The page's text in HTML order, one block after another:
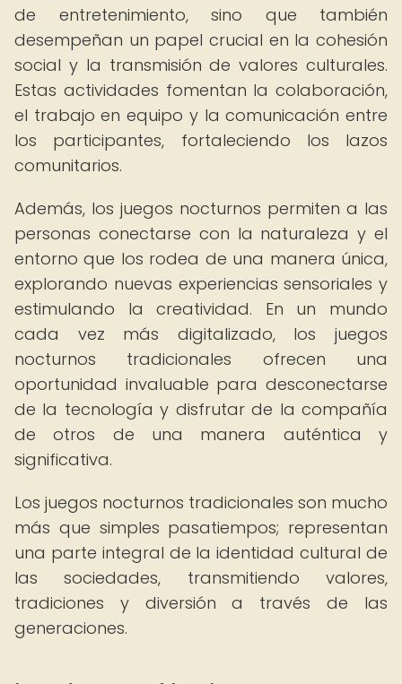
de entretenimiento, sino que también
desempeñan un papel crucial en la cohesión
social y la transmisión de valores culturales.
Estas actividades fomentan la colaboración,
el trabajo en equipo y la comunicación entre
los participantes, fortaleciendo los lazos
comunitarios.
Además, los juegos nocturnos permiten a las
personas conectarse con la naturaleza y el
entorno que los rodea de una manera única,
explorando nuevas experiencias sensoriales y
estimulando la creatividad. En un mundo
cada vez más digitalizado, los juegos
nocturnos tradicionales ofrecen una
oportunidad invaluable para desconectarse
de la tecnología y disfrutar de la compañía
de otros de una manera auténtica y
significativa.
Los juegos nocturnos tradicionales son mucho
más que simples pasatiempos; representan
una parte integral de la identidad cultural de
las sociedades, transmitiendo valores,
tradiciones y diversión a través de las
generaciones.